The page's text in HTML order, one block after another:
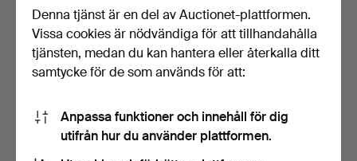
SPEGEL, oval, modern.
Klubbades 17 apr 2026
SPEGEL, gustaviansk stil,
Klubbades 12 apr 2026
Denna tjänst är en del av Auctionet-plattformen.
Vissa cookies är nödvändiga för att tillhandahålla
tjänsten, medan du kan hantera eller återkalla ditt
samtycke för de som används för att:
Anpassa funktioner och innehåll för dig
utifrån hur du använder plattformen.